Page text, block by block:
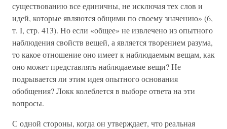
существованию все единичны, не исключая тех слов и
идей, которые являются общими по своему значению» (6,
т. I, стр. 413). Но если «общее» не извлечено из опытного
наблюдения свойств вещей, а является творением разума,
то какое отношение оно имеет к наблюдаемым вещам, как
оно может представлять наблюдаемые вещи? Не
подрывается ли этим идея опытного основания
обобщения? Локк колеблется в выборе ответа на эти
вопросы.
С одной стороны, когда он утверждает, что реальная